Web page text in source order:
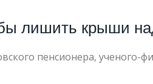
лишить крыши
пенсионера, ученого-